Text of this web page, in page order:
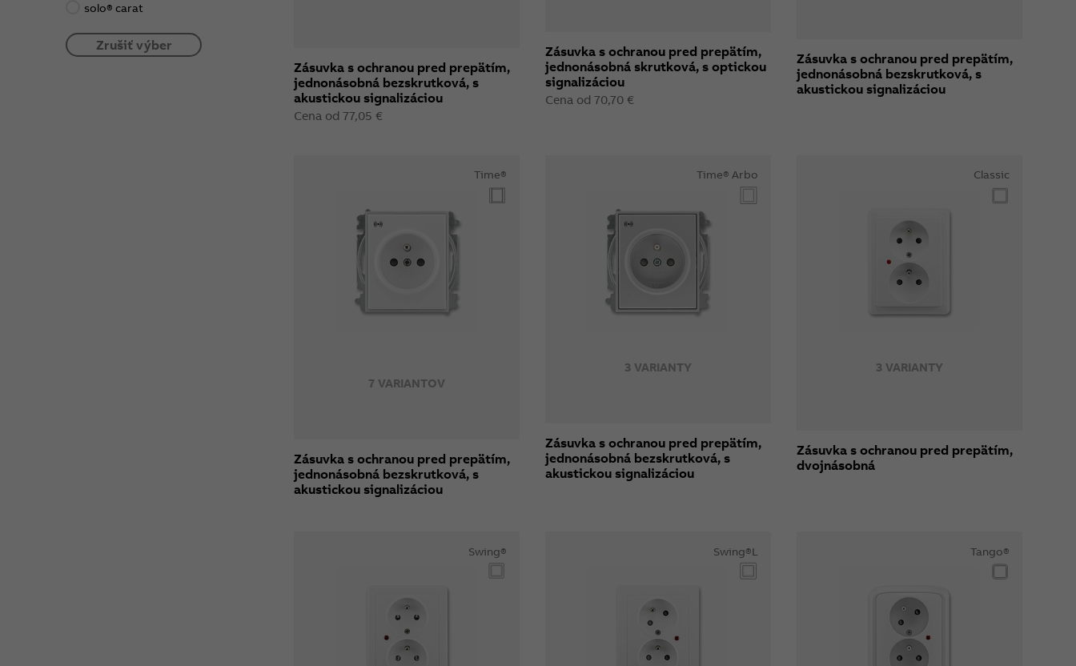
solo® carat
Zrušiť výber
Zásuvka s ochranou pred prepätím,
jednonásobná bezskrutková, s
akustickou signalizáciou
Cena od 77,05 €
Zásuvka s ochranou pred prepätím,
jednonásobná skrutková, s optickou
signalizáciou
Cena od 70,70 €
Zásuvka s ochranou pred prepätím,
jednonásobná bezskrutková, s
akustickou signalizáciou
7 VARIANTOV
Time®
Zásuvka s ochranou pred prepätím,
jednonásobná bezskrutková, s
akustickou signalizáciou
3 VARIANTY
Time® Arbo
Zásuvka s ochranou pred prepätím,
jednonásobná bezskrutková, s
akustickou signalizáciou
3 VARIANTY
Classic
Zásuvka s ochranou pred prepätím,
dvojnásobná
Swing® Swing®L Tango®